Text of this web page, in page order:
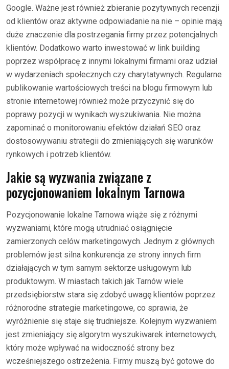
Google. Ważne jest również zbieranie pozytywnych recenzji
od klientów oraz aktywne odpowiadanie na nie – opinie mają
duże znaczenie dla postrzegania firmy przez potencjalnych
klientów. Dodatkowo warto inwestować w link building
poprzez współpracę z innymi lokalnymi firmami oraz udział
w wydarzeniach społecznych czy charytatywnych. Regularne
publikowanie wartościowych treści na blogu firmowym lub
stronie internetowej również może przyczynić się do
poprawy pozycji w wynikach wyszukiwania. Nie można
zapominać o monitorowaniu efektów działań SEO oraz
dostosowywaniu strategii do zmieniających się warunków
rynkowych i potrzeb klientów.
Jakie są wyzwania związane z
pozycjonowaniem lokalnym Tarnowa
Pozycjonowanie lokalne Tarnowa wiąże się z różnymi
wyzwaniami, które mogą utrudniać osiągnięcie
zamierzonych celów marketingowych. Jednym z głównych
problemów jest silna konkurencja ze strony innych firm
działających w tym samym sektorze usługowym lub
produktowym. W miastach takich jak Tarnów wiele
przedsiębiorstw stara się zdobyć uwagę klientów poprzez
różnorodne strategie marketingowe, co sprawia, że
wyróżnienie się staje się trudniejsze. Kolejnym wyzwaniem
jest zmieniający się algorytm wyszukiwarek internetowych,
który może wpływać na widoczność strony bez
wcześniejszego ostrzeżenia. Firmy muszą być gotowe do